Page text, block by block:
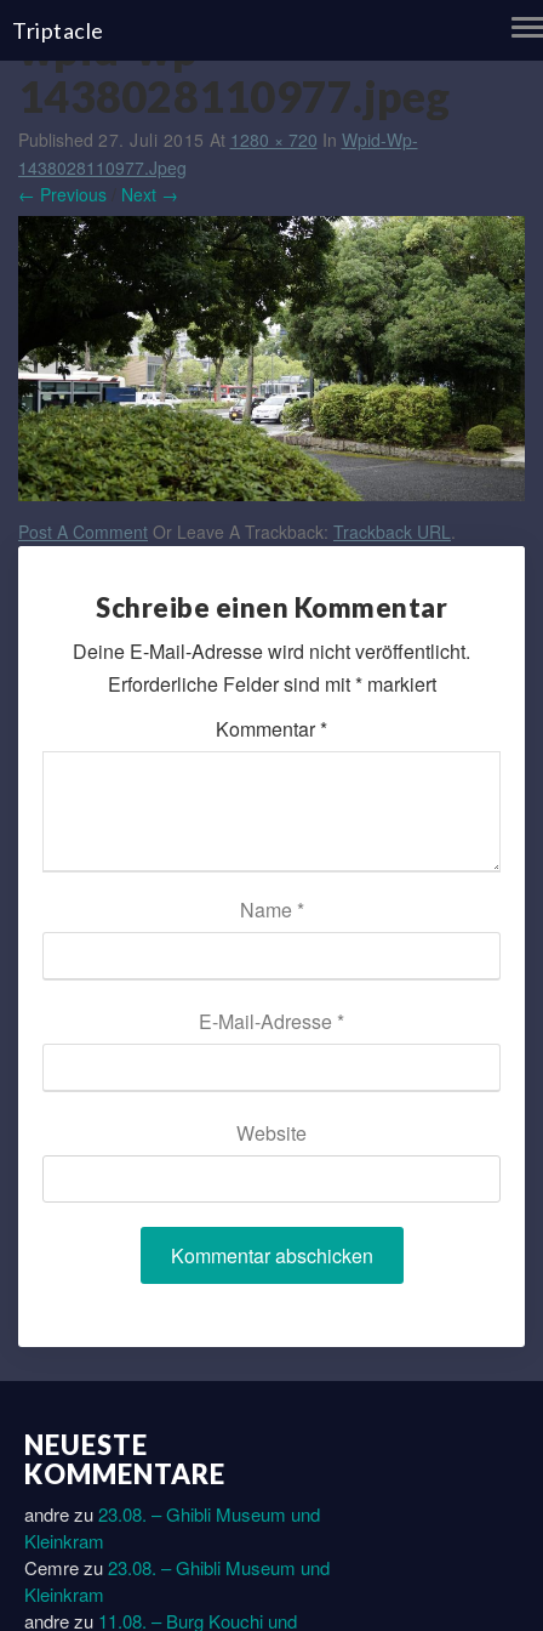
Triptacle
wpid-wp-
1438028110977.jpeg
Published 27. Juli 2015 At 1280 × 720 In Wpid-Wp-
1438028110977.jpeg
← Previous
Next →
Post A Comment Or Leave A Trackback: Trackback URL.
Schreibe einen Kommentar
Deine E-Mail-Adresse wird nicht veröffentlicht.
Erforderliche Felder sind mit*markiert
Kommentar*
Name *
E-Mail-Adresse *
Website
NEUESTE
KOMMENTARE
andrezu23.08. – Ghibli Museum und
Kleinkram
Cemrezu23.08. – Ghibli Museum und
Kleinkram
andrezu 11.08. – Burg Kouchi und